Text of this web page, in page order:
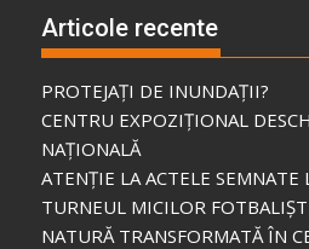
Articole recente
PROTEJAȚI DE INUNDAȚII?
CENTRU EXPOZIȚIONAL
NAȚIONALĂ
ATENȚIE LA ACTELE SEMNATE
TURNEUL MICILOR
NATURĂ TRANSFORMATĂ ÎN